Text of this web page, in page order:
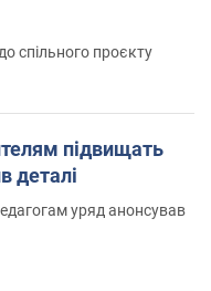
спільного проєкту
підвищать
деталі
уряд анонсував